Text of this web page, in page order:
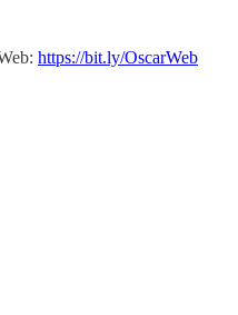
https://bit.ly/OscarWeb